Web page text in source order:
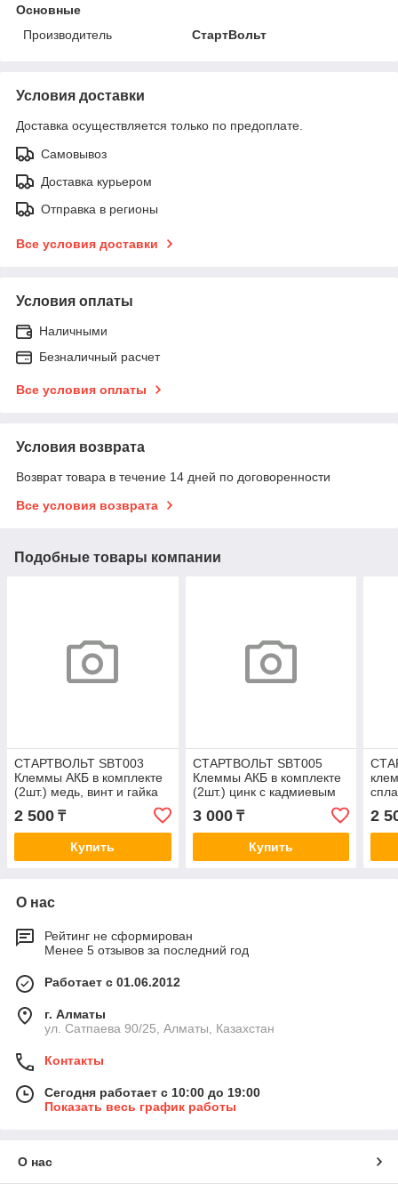
Основные
Производитель
СтартВольт
Условия доставки
Доставка осуществляется только по предоплате.
Самовывоз
Доставка курьером
Отправка в регионы
Все условия доставки
Условия оплаты
Наличными
Безналичный расчет
Все условия оплаты
Условия возврата
Возврат товара в течение 14 дней по договоренности
Все условия возврата
Подобные товары компании
СТАРТВОЛЬТ SBT003
Клеммы АКБ в комплекте
(2шт.) медь, винт и гайка
2 500 ₸
Купить
СТАРТВОЛЬТ SBT005
Клеммы АКБ в комплекте
(2шт.) цинк с кадмиевым
3 000₸
Купить
2
О нас
Рейтинг не сформирован
Менее 5 отзывов за последний год
Работает с 01.06.2012
г. Алматы
ул. Сатпаева 90/25, Алматы, Казахстан
Контакты
Сегодня работает с 10:00 до 19:00
Показать весь график работы
О нас